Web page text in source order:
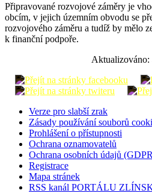
Připravované rozvojové záměry je
obcím, v jejich územním obvodu se
rozvojového záměru a tudíž by mělo
k finanční podpoře.
Aktualizováno:
Verze pro slabší zrak
Zásady používání souborů
Prohlášení o přístupnosti
Ochrana oznamovatelů
Ochrana osobních údajů
Registrace
Mapa stránek
RSS kanál PORTÁLU